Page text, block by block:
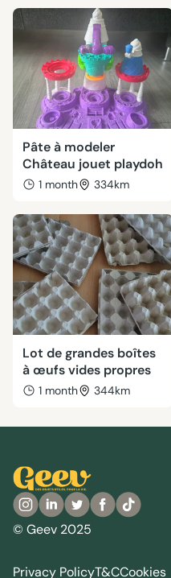
Pâte à modeler
Château jouet playdoh
1 month 334km
Lot de grandes boîtes
à œufs vides propres
1 month 344km
© Geev 2025
Privacy PolicyT&CCookies